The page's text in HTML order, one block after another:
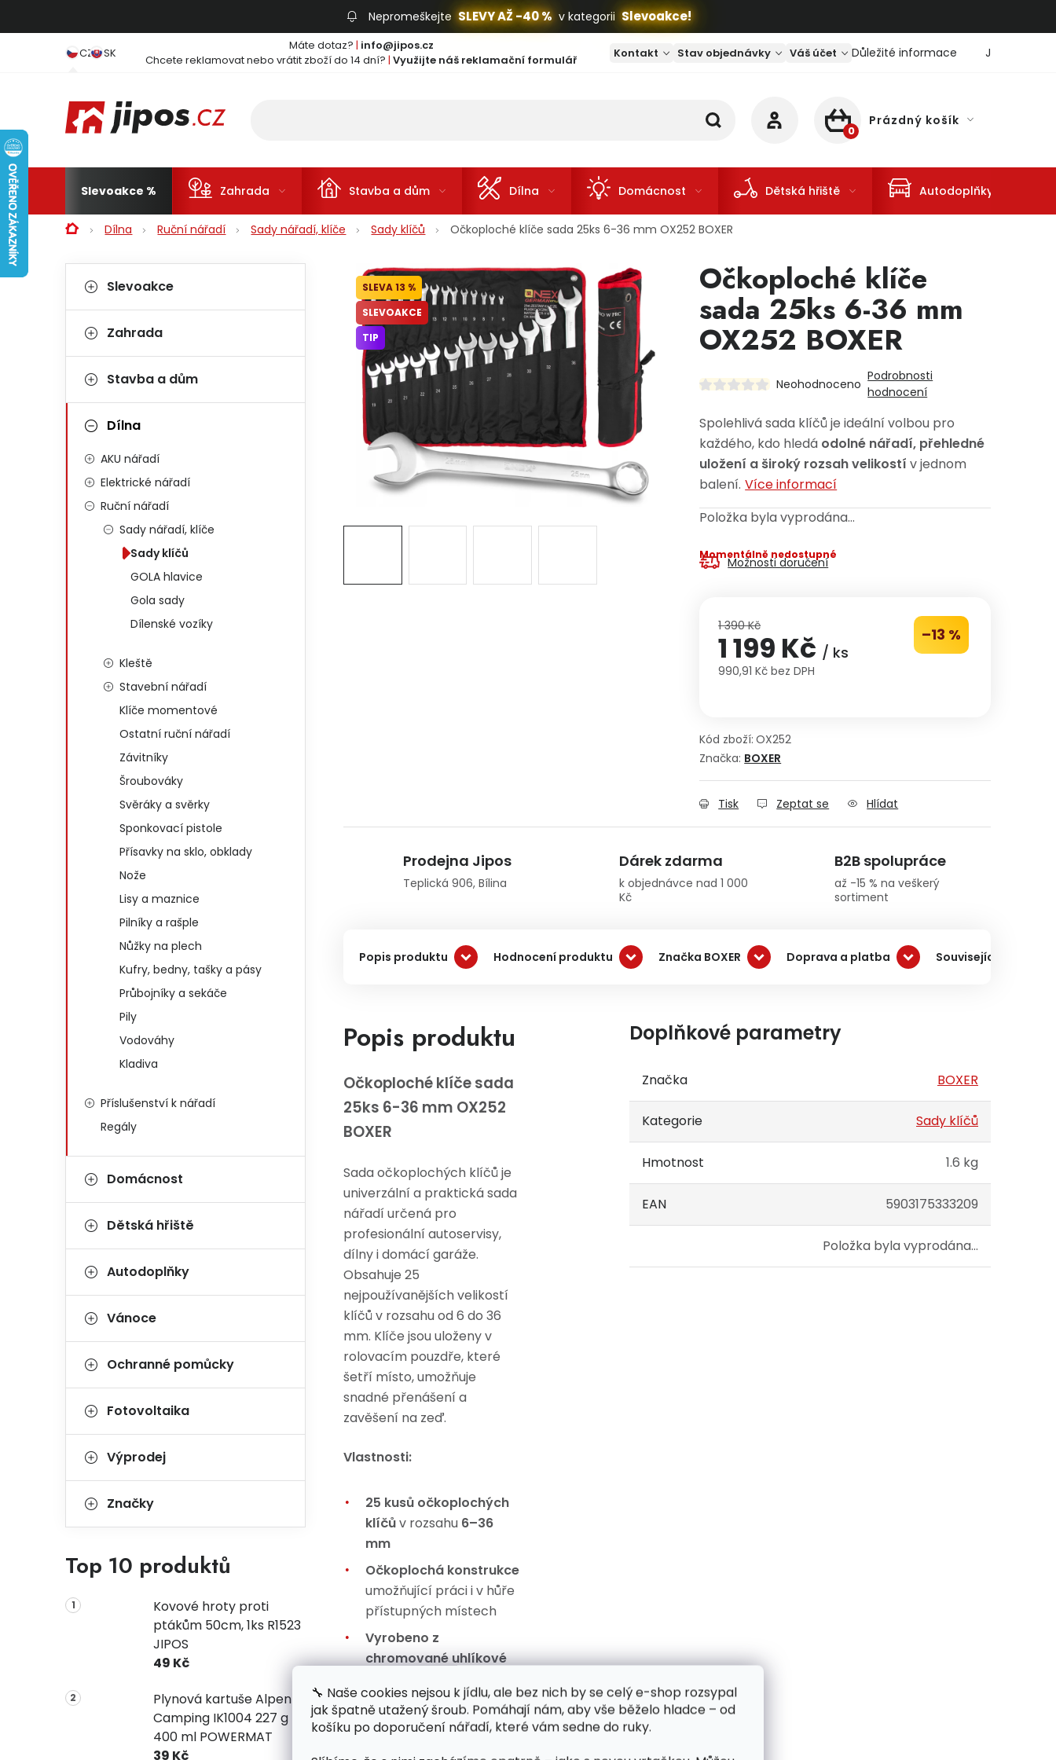
🔧 Naše cookies nejsou k jídlu, ale bez nich by se celý e-shop rozsypal
jak špatně utažený šroub. Pomáhají nám, aby vše běželo hladce – od
košíku po doporučení nářadí, které vám sedne do ruky.
Nepromeškejte SLEVY AŽ -40 % v kategorii Slevoakce!
CZ SK Máte dotaz? | info@jipos.cz
Chcete reklamovat nebo vrátit zboží do 14 dní? | Využijte náš reklamační formulář Kontakt Stav objednávky Váš účet Důležité informace Jaký je
NÁKUPNÍ KOŠÍK
Prázdný košík
Slevoakce Zahrada Stavba a dům Dílna Domácnost Dětská hřiště Autodoplňky
DomůDílna Ruční nářadí Sady nářadí, klíče Sady klíčů Očkoploché klíče sada 25ks 6-36 mm OX252 BOXER
Postranní panel
Kategorie
Slevoakce
Zahrada
Stavba a dům
Dílna
AKU nářadí
Elektrické nářadí
Ruční nářadí
Sady nářadí, klíče
Sady klíčů
GOLA hlavice
Gola sady
Dílenské vozíky
Kleště
Stavební nářadí
Klíče momentové
Ostatní ruční nářadí
Závitníky
Šroubováky
Svěráky a svěrky
Sponkovací pistole
Přísavky na sklo, obklady
Nože
Lisy a maznice
Pilníky a rašple
Nůžky na plech
Kufry, bedny, tašky a pásy
Průbojníky a sekáče
Pily
Vodováhy
Kladiva
Příslušenství k nářadí
Regály
Domácnost
Dětská hřiště
Autodoplňky
Vánoce
Ochranné pomůcky
Fotovoltaika
Výprodej
Značky
Top 10 produktů
Kovové hroty proti
ptákům 50cm, 1ks R1523
JIPOS
49 Kč
Plynová kartuše Alpen
Camping IK1004 227 g
400 ml POWERMAT
39 Kč
Očkoploché klíče
sada 25ks 6-36 mm
OX252 BOXER
Neohodnoceno
Podrobnosti
hodnocení
Spolehlivá sada klíčů je ideální volbou pro
každého, kdo hledá odolné nářadí, přehledné
uložení a široký rozsah velikostí v jednom
balení. Více informací
Položka byla vyprodána…
Momentálně nedostupné
Možnosti doručení
1 390 Kč –13 %
1 199 Kč / ks
990,91 Kč bez DPH
Kód zboží: OX252
Značka: BOXER
Tisk Zeptat se Hlídat
13 %
SLEVOAKCE
TIP
Prodejna Jipos
Teplická 906, Bílina
Dárek zdarma
k objednávce nad 1 000
Kč
B2B spolupráce
až -15 % na veškerý
sortiment
Popis produktu Hodnocení produktu Značka BOXER Doprava a platba Související produkty
Popis produktu
Očkoploché klíče sada
25ks 6-36 mm OX252
BOXER
Sada očkoplochých klíčů je
univerzální a praktická sada
nářadí určená pro
profesionální autoservisy,
dílny i domácí garáže.
Obsahuje 25
nejpoužívanějších velikostí
klíčů v rozsahu od 6 do 36
mm. Klíče jsou uloženy v
rolovacím pouzdře, které
šetří místo, umožňuje
snadné přenášení a
zavěšení na zeď.
Vlastnosti:
25 kusů očkoplochých
klíčův rozsahu 6–36
mm
Očkoplochá konstrukce
umožňující práci i v hůře
přístupných místech
Vyrobeno z
chromované uhlíkové
pevnost a dlouhou
životnost
Doplňkové parametry
Značka BOXER
Kategorie Sady klíčů
Hmotnost 1.6 kg
EAN 5903175333209
Položka byla vyprodána…